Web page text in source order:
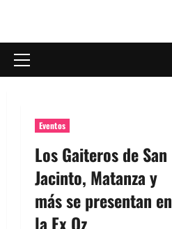
Menú
Eventos
Los Gaiteros de San
Jacinto, Matanza y
más se presentan en
la Ex Oz